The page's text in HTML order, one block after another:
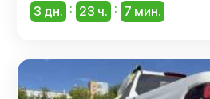
3 дн. : 23 ч. : 7 мин.